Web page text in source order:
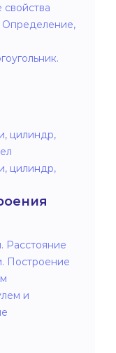
Определение,
цилиндр,
цилиндр,
Расстояние
Построение
и